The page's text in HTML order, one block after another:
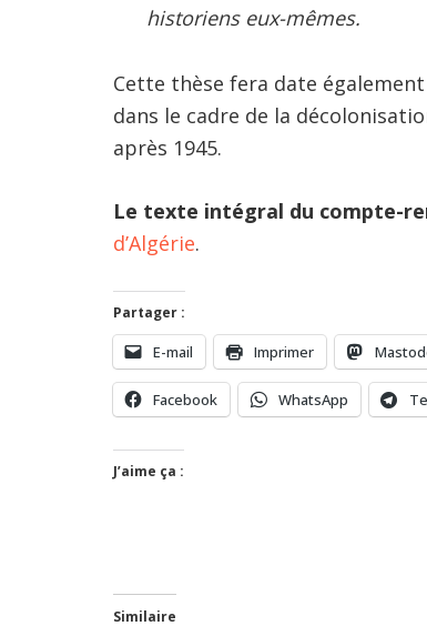
historiens eux-mêmes.
Cette thèse fera date
dans le cadre de la
après 1945.
Le texte intégral du compte-
d’Algérie.
Partager :
E-mail Imprimer
Facebook WhatsApp
J’aime ça :
Similaire